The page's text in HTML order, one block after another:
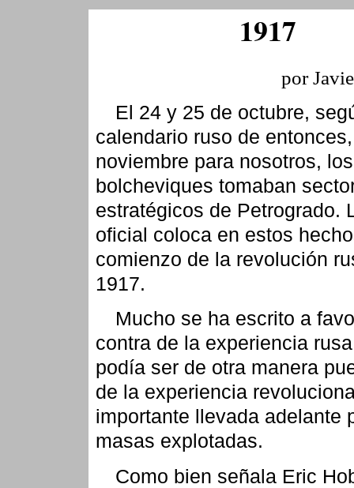
1917
por
El 24 y 25 de octubre,
calendario ruso de
noviembre para nosotros, los
bolcheviques tomaban
estratégicos de Petrogrado.
oficial coloca en estos
comienzo de la revolución
1917.
Mucho se ha escrito a
contra de la experiencia
podía ser de otra manera
de la experiencia
importante llevada adelante
masas explotadas.
Como bien señala Eric